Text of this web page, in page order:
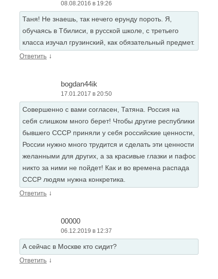
08.08.2016 в 19:26
Таня! Не знаешь, так нечего ерунду пороть. Я,
обучаясь в Тбилиси, в русской школе, с третьего
класса изучал грузинский, как обязательный предмет.
Ответить ↓
bogdan44ik
17.01.2017 в 20:50
Совершенно с вами согласен, Татяна. Россия на
себя слишком много берет! Чтобы другие республики
бывшего СССР приняли у себя российские ценности,
России нужно много трудится и сделать эти ценности
желанными для других, а за красивые глазки и пафос
никто за ними не пойдет! Как и во времена распада
СССР людям нужна конкретика.
Ответить ↓
00000
06.12.2019 в 12:37
А сейчас в Москве кто сидит?
Ответить ↓